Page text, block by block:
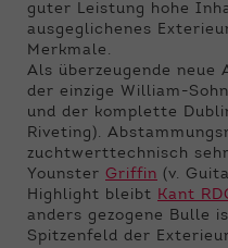
guter Leistung hohe
ausgeglichenes
Merkmale.
Als überzeugende neue
der einzige William-Sohn
und der komplette
Riveting).
zuchtwerttechnisch
Younster Griffin (v.
Highlight bleibt Kant
anders gezogene Bulle
Spitzenfeld der